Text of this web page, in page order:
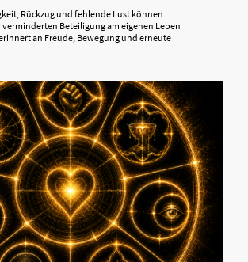
Rückzug und fehlende Lust können
Beteiligung am eigenen Leben
an Freude, Bewegung und erneute